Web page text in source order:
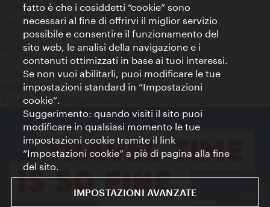
Contatti
Colophon
Dichiarazione sulla protezione dei dati
Terms of Use
Accessibilità
Contatto stampa
Impostazioni cookie
© Copyright WienTourismus
fatto è che i cosiddetti “cookie” sono
necessari al fine di offrirvi il miglior servizio
possibile e consentire il funzionamento del
sito web, le analisi della navigazione e i
contenuti ottimizzati in base ai tuoi interessi.
Se non vuoi abilitarli, puoi modificare le tue
impostazioni standard in “Impostazioni
cookie”.
Suggerimento: quando visiti il sito puoi
modificare in qualsiasi momento le tue
impostazioni cookie tramite il link
“Impostazioni cookie” a piè di pagina alla fine
del sito.
IMPOSTAZIONI AVANZATE